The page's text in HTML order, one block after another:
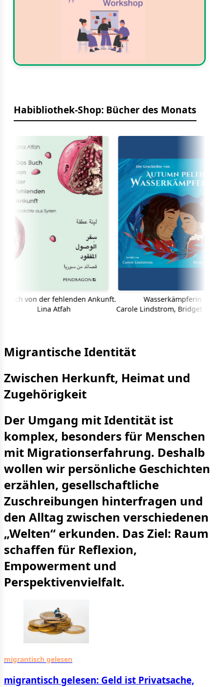
Habibliothek-Shop: Bücher des Monats
von der fehlenden Ankunft.
Lina Atfah
Wasserkämpferin
Carole Lindstrom, Bridget George
Migrantische Identität
Zwischen Herkunft, Heimat und
Zugehörigkeit
Der Umgang mit Identität ist
komplex, besonders für Menschen
mit Migrationserfahrung. Deshalb
wollen wir persönliche Geschichten
erzählen, gesellschaftliche
Zuschreibungen hinterfragen und
den Alltag zwischen verschiedenen
„Welten“ erkunden. Das Ziel: Raum
schaffen für Reflexion,
Empowerment und
Perspektivenvielfalt.
migrantisch gelesen
migrantisch gelesen: Geld ist Privatsache,